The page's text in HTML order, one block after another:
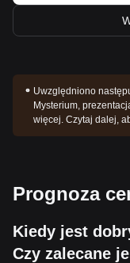
Uwzględniono
Mysterium,
więcej. Czytaj dalej,
Prognoza
Kiedy jest
Czy zalecane